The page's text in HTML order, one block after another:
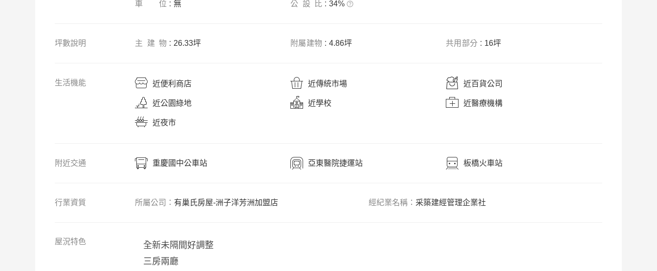
車位 ： 無 公 設 比 ： 34%
坪數說明 主建物 ： 26.33坪 附屬建物 ： 4.86坪 共用部分 ： 16坪
生活機能 近便利商店 近傳統市場 近百貨公司
近公園綠地 近學校 近醫療機構
近夜市
附近交通 重慶國中公車站 亞東醫院捷運站 板橋火車站
行業資質 所屬公司： 有巢氏房屋-洲子洋芳洲加盟店 經紀業名稱： 采築建經管理企業社
屋況特色
全新未隔間好調整
三房兩廳